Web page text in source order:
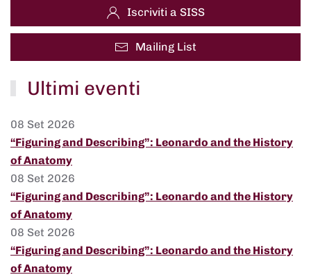
Iscriviti a SISS
Mailing List
Ultimi eventi
08 Set 2026
“Figuring and Describing”: Leonardo and the History
of Anatomy
08 Set 2026
“Figuring and Describing”: Leonardo and the History
of Anatomy
08 Set 2026
“Figuring and Describing”: Leonardo and the History
of Anatomy